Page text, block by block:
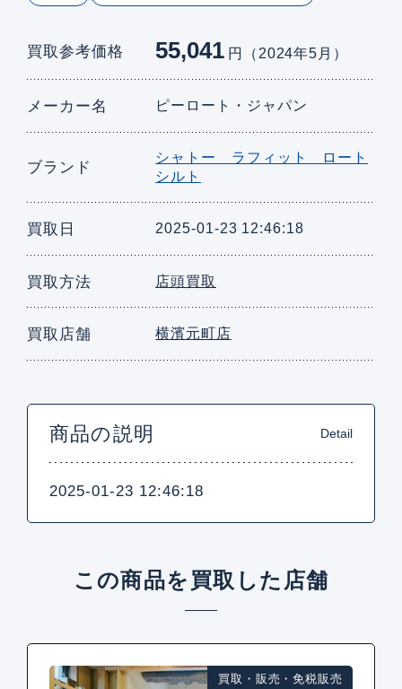
買取参考価格 55,041 円（2024年5月）
メーカー名 ピーロート・ジャパン
ブランド
シャトー ラフィット ロート
シルト
買取日 2025-01-23 12:46:18
買取方法 店頭買取
買取店舗 横濱元町店
商品の説明 Detail
2025-01-23 12:46:18
この商品を買取した店舗
買取・販売・免税販売